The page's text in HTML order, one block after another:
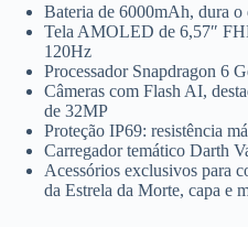
Bateria de 6000mAh, dura o
Tela AMOLED de 6,57″
120Hz
Processador Snapdragon 6
Câmeras com Flash AI,
de 32MP
Proteção IP69: resistência
Carregador temático Darth
Acessórios exclusivos para
da Estrela da Morte, capa e